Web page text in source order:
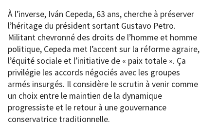
À l’inverse, Iván Cepeda, 63 ans, cherche à préserver
l’héritage du président sortant Gustavo Petro.
Militant chevronné des droits de l’homme et homme
politique, Cepeda met l’accent sur la réforme agraire,
l’équité sociale et l’initiative de « paix totale ». Ça
privilégie les accords négociés avec les groupes
armés insurgés. Il considère le scrutin à venir comme
un choix entre le maintien de la dynamique
progressiste et le retour à une gouvernance
conservatrice traditionnelle.